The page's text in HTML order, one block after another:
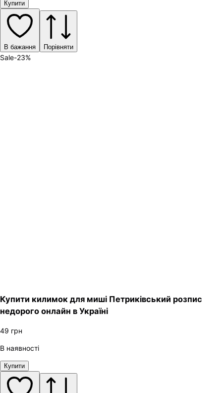
Купити
В бажання Порівняти
Sale-23%
Купити килимок для миші Петриківський розпис
недорого онлайн в Україні
49 грн
В наявності
Купити